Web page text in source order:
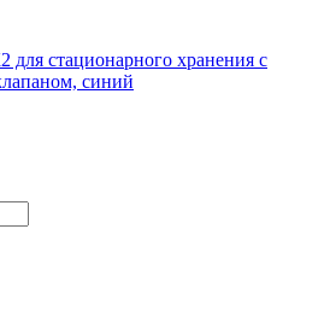
стационарного хранения с
синий